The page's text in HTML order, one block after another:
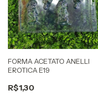
FORMA ACETATO ANELLI
EROTICA E19
R$1,30